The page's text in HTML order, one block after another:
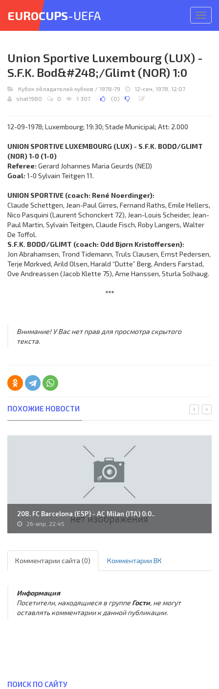
меню
EUROCUPS-UEFA
Union Sportive Luxembourg (LUX) -
S.F.K. Bod&#248;/Glimt (NOR) 1:0
Кубок обладателей кубков / 1978-79
12-сен, 1978, 12:07
shat1980
0 1 307 (0)
12-09-1978; Luxembourg; 19:30; Stade Municipal; Att: 2.000
UNION SPORTIVE LUXEMBOURG (LUX) - S.F.K. BODØ/GLIMT
(NOR) 1-0 (1-0)
Referee: Gerard Johannes Maria Geurds (NED)
Goal: 1-0 Sylvain Teitgen 11.
UNION SPORTIVE (coach: René Noerdinger):
Claude Schettgen, Jean-Paul Girres, Fernand Raths, Emile Hellers,
Nico Pasquini (Laurent Schonckert 72), Jean-Louis Scheider, Jean-
Paul Martin, Sylvain Teitgen, Claude Fisch, Roby Langers, Walter
De Toffol.
S.F.K. BODØ/GLIMT (coach: Odd Bjørn Kristoffersen):
Jon Abrahamsen, Trond Tidemann, Truls Clausen, Ernst Pedersen,
Terje Mørkved, Arild Olsen, Harald “Dutte” Berg, Anders Farstad,
Ove Andreassen (Jacob Klette 75), Arne Hanssen, Sturla Solhaug.
***
Внимание! У Вас нет прав для просмотра скрытого
текста.
ПОХОЖИЕ НОВОСТИ
208. FC Barcelona (ESP) - AC Milan (ITA) 0:0..
26-апр, 22:45
Комментарии сайта (0) Комментарии ВК
Информация
Посетители, находящиеся в группе Гости, не могут
оставлять комментарии к данной публикации.
ПОИСК ПО САЙТУ